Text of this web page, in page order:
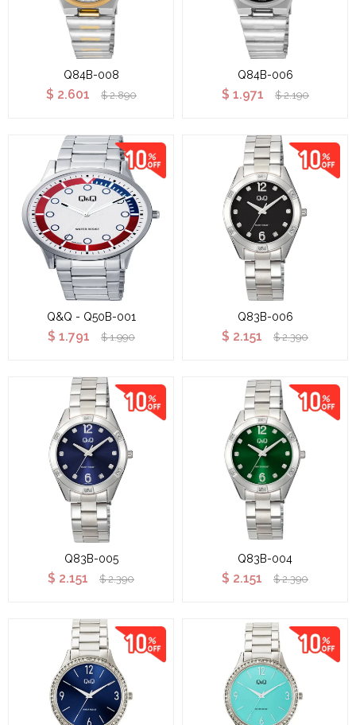
Q84B-008
$ 2.601 $ 2.890
Q84B-006
$ 1.971 $ 2.190
Q&Q - Q50B-001
$ 1.791 $ 1.990
Q83B-006
$ 2.151 $ 2.390
Q83B-005
$ 2.151 $ 2.390
Q83B-004
$ 2.151 $ 2.390